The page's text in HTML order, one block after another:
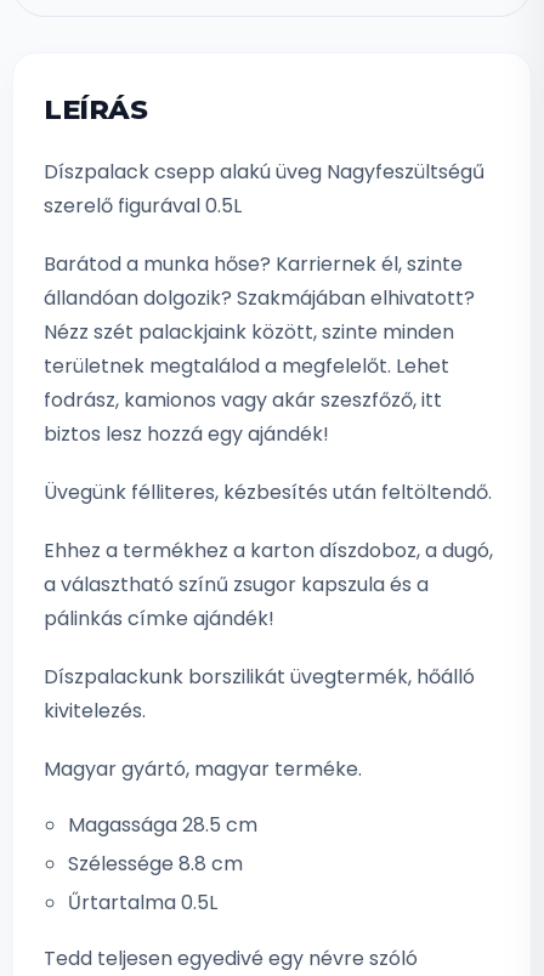
LEÍRÁS
Díszpalack csepp alakú üveg Nagyfeszültségű
szerelő figurával 0.5L
Barátod a munka hőse? Karriernek él, szinte
állandóan dolgozik? Szakmájában elhivatott?
Nézz szét palackjaink között, szinte minden
területnek megtalálod a megfelelőt. Lehet
fodrász, kamionos vagy akár szeszfőző, itt
biztos lesz hozzá egy ajándék!
Üvegünk félliteres, kézbesítés után feltöltendő.
Ehhez a termékhez a karton díszdoboz, a dugó,
a választható színű zsugor kapszula és a
pálinkás címke ajándék!
Díszpalackunk borszilikát üvegtermék, hőálló
kivitelezés.
Magyar gyártó, magyar terméke.
Magassága 28.5 cm
Szélessége 8.8 cm
Űrtartalma 0.5L
Tedd teljesen egyedivé egy névre szóló